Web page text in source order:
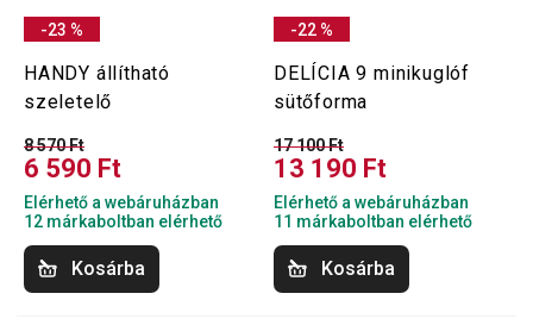
-23 %
HANDY állítható
szeletelő
8 570 Ft
6 590 Ft
Elérhető a webáruházban
12 márkaboltban elérhető
Kosárba
-22 %
DELÍCIA 9 minikuglóf
sütőforma
17 100 Ft
13 190 Ft
Elérhető a webáruházban
11 márkaboltban elérhető
Kosárba